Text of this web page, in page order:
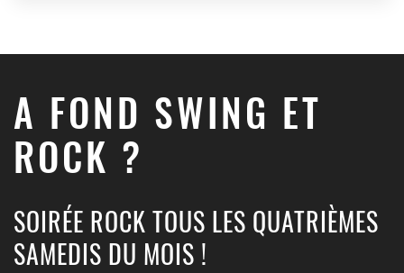
A FOND SWING ET
ROCK ?
SOIRÉE ROCK TOUS LES QUATRIÈMES
SAMEDIS DU MOIS !